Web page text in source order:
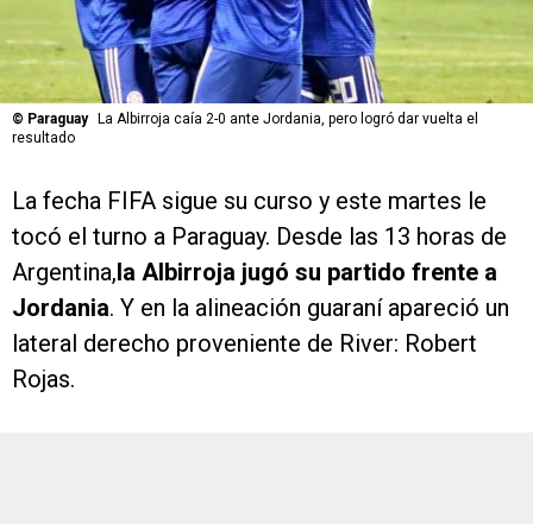
© Paraguay
La Albirroja caía 2-0 ante Jordania, pero logró dar vuelta el
resultado
La fecha FIFA sigue su curso y este martes le
tocó el turno a Paraguay. Desde las 13 horas de
Argentina, la Albirroja jugó su partido frente a
Jordania. Y en la alineación guaraní apareció un
lateral derecho proveniente de River: Robert
Rojas.